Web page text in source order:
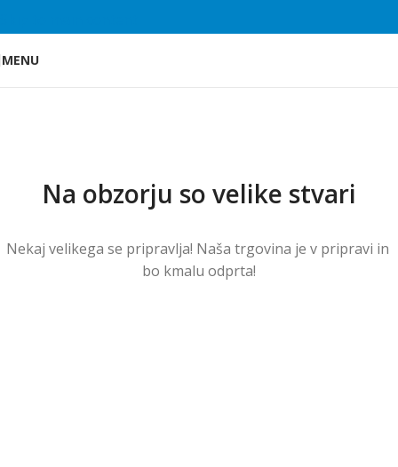
MENU
Na obzorju so velike stvari
Nekaj ​​velikega se pripravlja! Naša trgovina je v pripravi in ​​
bo kmalu odprta!